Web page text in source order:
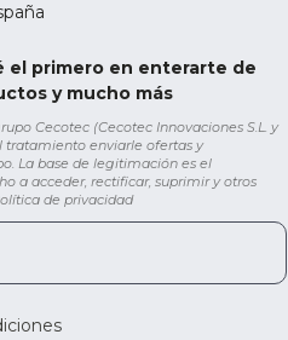
primero en enterarte de
y mucho más
Cecotec (Cecotec Innovaciones S.L. y
tratamiento enviarle ofertas y
La base de legitimación es el
a acceder, rectificar, suprimir y otros
de privacidad